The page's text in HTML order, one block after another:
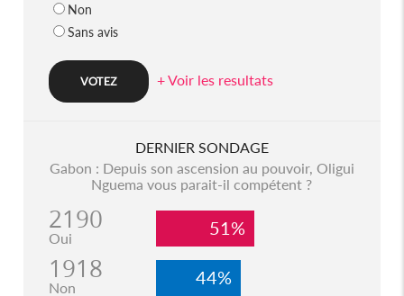
Non
Sans avis
+ Voir les resultats
DERNIER SONDAGE
Gabon : Depuis son ascension au pouvoir, Oligui
Nguema vous parait-il compétent ?
2190
Oui 51%
1918
Non 44%